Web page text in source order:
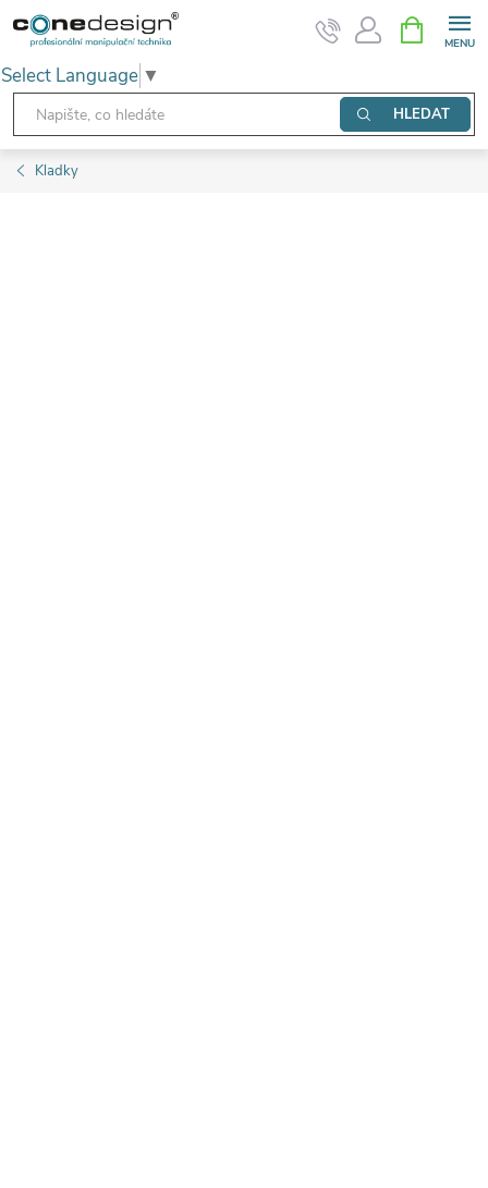
Přejít
obsah
Select Language ▼
HLEDAT
NÁKUPNÍ
KOŠÍK
Kladky